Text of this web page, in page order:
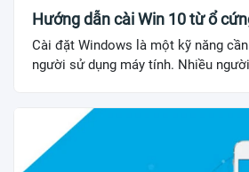
Hướng dẫn cài Win 10 từ ổ
Cài đặt Windows là một kỹ năng
người sử dụng máy tính. Nhiều